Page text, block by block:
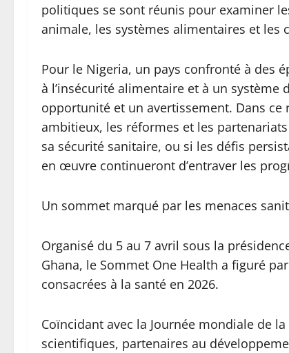
politiques se sont réunis pour examiner
animale, les systèmes alimentaires et les
Pour le Nigeria, un pays confronté à des
à l’insécurité alimentaire et à un
opportunité et un avertissement. Dans ce
ambitieux, les réformes et les
sa sécurité sanitaire, ou si les défis
en œuvre continueront d’entraver les
Un sommet marqué par les menaces
Organisé du 5 au 7 avril sous la
Ghana, le Sommet One Health a figuré
consacrées à la santé en 2026.
Coïncidant avec la Journée mondiale de
scientifiques, partenaires au